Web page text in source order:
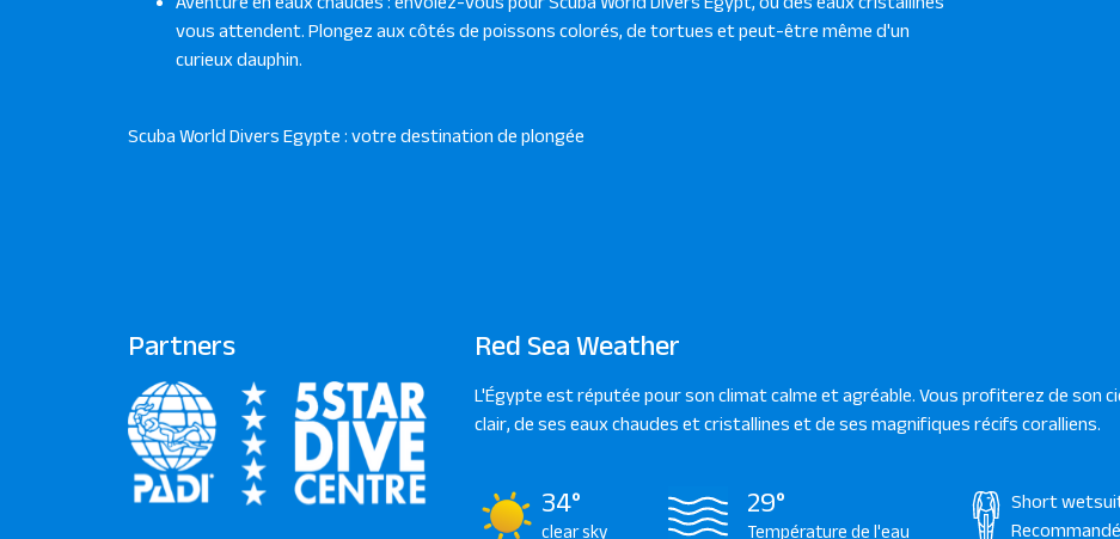
vous attendent. Plongez aux côtés de poissons colorés, de tortues et peut-être même d'un
curieux dauphin.
Scuba World Divers Egypte : votre destination de plongée
Partners Red Sea Weather
L'Égypte est réputée pour son climat calme et agréable. Vous profiterez de son
clair, de ses eaux chaudes et cristallines et de ses magnifiques récifs coralliens.
34°
clear sky
29°
Température de l'eau
Short
Recommandé